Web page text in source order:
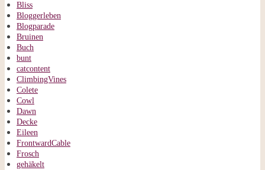
Bliss
Bloggerleben
Blogparade
Bruinen
Buch
bunt
catcontent
ClimbingVines
Colete
Cowl
Dawn
Decke
Eileen
FrontwardCable
Frosch
gehäkelt